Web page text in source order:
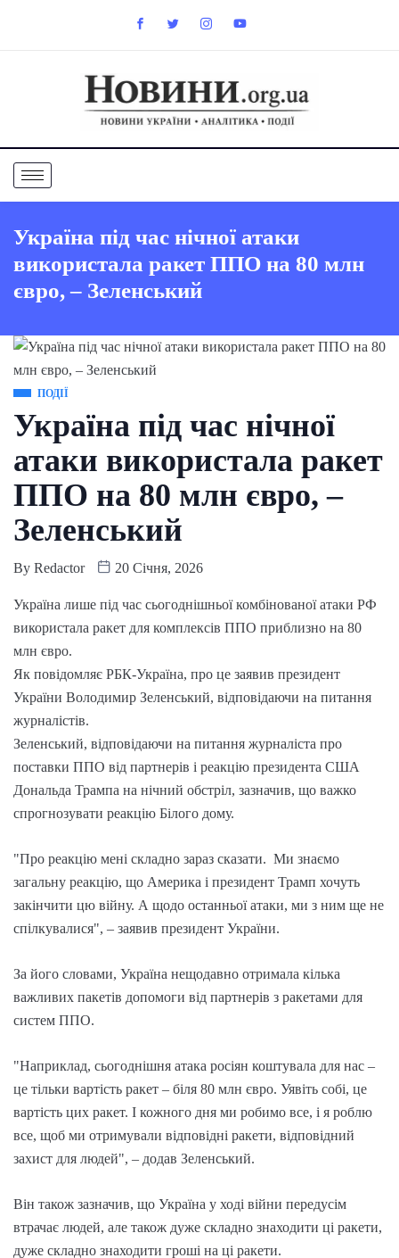
Україна під час нічної атаки
використала ракет ППО на 80 млн
євро, – Зеленський
ПОДІЇ
Україна під час нічної
атаки використала ракет
ППО на 80 млн євро, –
Зеленський
By Redactor 20 Січня, 2026
Україна лише під час сьогоднішньої комбінованої атаки РФ
використала ракет для комплексів ППО приблизно на 80
млн євро.
Як повідомляє РБК-Україна, про це заявив президент
України Володимир Зеленський, відповідаючи на питання
журналістів.
Зеленський, відповідаючи на питання журналіста про
поставки ППО від партнерів і реакцію президента США
Дональда Трампа на нічний обстріл, зазначив, що важко
спрогнозувати реакцію Білого дому.
"Про реакцію мені складно зараз сказати. Ми знаємо
загальну реакцію, що Америка і президент Трамп хочуть
закінчити цю війну. А щодо останньої атаки, ми з ним ще не
спілкувалися", – заявив президент України.
За його словами, Україна нещодавно отримала кілька
важливих пакетів допомоги від партнерів з ракетами для
систем ППО.
"Наприклад, сьогоднішня атака росіян коштувала для нас –
це тільки вартість ракет – біля 80 млн євро. Уявіть собі, це
вартість цих ракет. І кожного дня ми робимо все, і я роблю
все, щоб ми отримували відповідні ракети, відповідний
захист для людей", – додав Зеленський.
Він також зазначив, що Україна у ході війни передусім
втрачає людей, але також дуже складно знаходити ці ракети,
дуже складно знаходити гроші на ці ракети.